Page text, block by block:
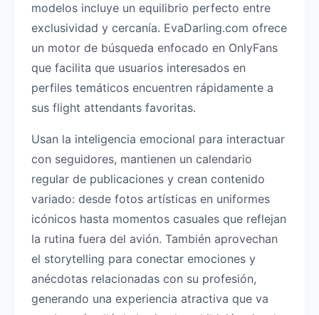
modelos incluye un equilibrio perfecto entre
exclusividad y cercanía. EvaDarling.com ofrece
un motor de búsqueda enfocado en OnlyFans
que facilita que usuarios interesados en
perfiles temáticos encuentren rápidamente a
sus flight attendants favoritas.
Usan la inteligencia emocional para interactuar
con seguidores, mantienen un calendario
regular de publicaciones y crean contenido
variado: desde fotos artísticas en uniformes
icónicos hasta momentos casuales que reflejan
la rutina fuera del avión. También aprovechan
el storytelling para conectar emociones y
anécdotas relacionadas con su profesión,
generando una experiencia atractiva que va